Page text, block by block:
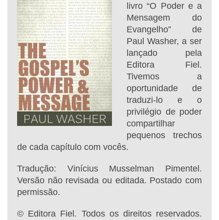
livro “O Poder e a
Mensagem do
Evangelho” de
Paul Washer, a ser
lançado pela
Editora Fiel.
Tivemos a
oportunidade de
traduzi-lo e o
privilégio de poder
compartilhar
pequenos trechos
de cada capítulo com vocês.
Tradução: Vinícius Musselman Pimentel.
Versão não revisada ou editada. Postado com
permissão.
© Editora Fiel. Todos os direitos reservados.